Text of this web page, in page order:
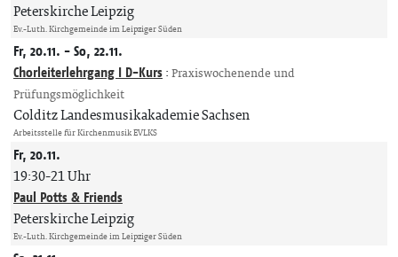
Peterskirche Leipzig
Ev.-Luth. Kirchgemeinde im Leipziger Süden
Fr, 20.11. - So, 22.11.
Chorleiterlehrgang I D-Kurs: Praxiswochenende und
Prüfungsmöglichkeit
Colditz Landesmusikakademie Sachsen
Arbeitsstelle für Kirchenmusik EVLKS
Fr, 20.11.
19:30-21 Uhr
Paul Potts & Friends
Peterskirche Leipzig
Ev.-Luth. Kirchgemeinde im Leipziger Süden